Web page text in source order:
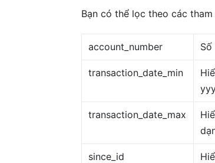
Bạn có thể lọc theo các
account_number
transaction_date_min
transaction_date_max
since_id